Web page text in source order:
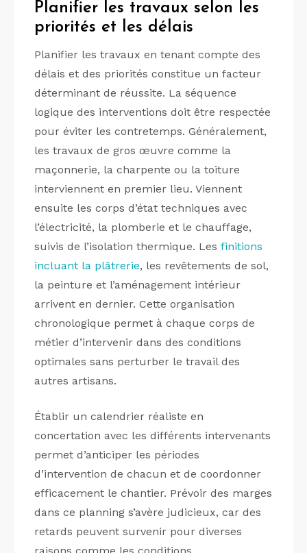
Planifier les travaux selon les
priorités et les délais
Planifier les travaux en tenant compte des
délais et des priorités constitue un facteur
déterminant de réussite. La séquence
logique des interventions doit être respectée
pour éviter les contretemps. Généralement,
les travaux de gros œuvre comme la
maçonnerie, la charpente ou la toiture
interviennent en premier lieu. Viennent
ensuite les corps d’état techniques avec
l’électricité, la plomberie et le chauffage,
suivis de l’isolation thermique. Les finitions
incluant la plâtrerie, les revêtements de sol,
la peinture et l’aménagement intérieur
arrivent en dernier. Cette organisation
chronologique permet à chaque corps de
métier d’intervenir dans des conditions
optimales sans perturber le travail des
autres artisans.
Établir un calendrier réaliste en
concertation avec les différents intervenants
permet d’anticiper les périodes
d’intervention de chacun et de coordonner
efficacement le chantier. Prévoir des marges
dans ce planning s’avère judicieux, car des
retards peuvent survenir pour diverses